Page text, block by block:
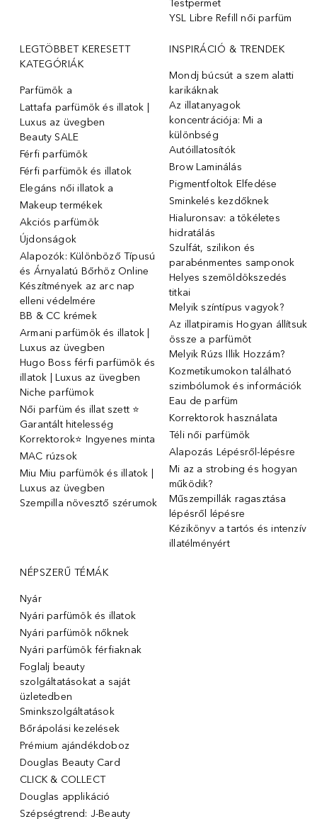
Testpermet
YSL Libre Refill női parfüm
LEGTÖBBET KERESETT
KATEGÓRIÁK
Parfümök ️a
Lattafa parfümök és illatok |
Luxus az üvegben
Beauty SALE
Férfi parfümök
Férfi parfümök és illatok
Elegáns női illatok ️a
Makeup termékek
Akciós parfümök
Újdonságok
Alapozók: Különböző Típusú
és Árnyalatú Bőrhöz Online
Készítmények az arc nap
elleni védelmére
BB & CC krémek
Armani parfümök és illatok |
Luxus az üvegben
Hugo Boss férfi parfümök és
illatok | Luxus az üvegben
Niche parfümok
Női parfüm és illat szett ⭐
Garantált hitelesség
Korrektorok⭐ Ingyenes minta
MAC rúzsok
Miu Miu parfümök és illatok |
Luxus az üvegben
Szempilla növesztő szérumok
INSPIRÁCIÓ & TRENDEK
Mondj búcsút a szem alatti
karikáknak
Az illatanyagok
koncentrációja: Mi a
különbség
Autóillatosítók
Brow Laminálás
Pigmentfoltok Elfedése
Sminkelés kezdőknek
Hialuronsav: a tökéletes
hidratálás
Szulfát, szilikon és
parabénmentes samponok
Helyes szemöldökszedés
titkai
Melyik színtípus vagyok?
Az illatpiramis Hogyan állítsuk
össze a parfümöt
Melyik Rúzs Illik Hozzám?
Kozmetikumokon található
szimbólumok és információk
Eau de parfüm
Korrektorok használata
Téli női parfümök
Alapozás Lépésről-lépésre
Mi az a strobing és hogyan
működik?
Műszempillák ragasztása
lépésről lépésre
Kézikönyv a tartós és intenzív
illatélményért
NÉPSZERŰ TÉMÁK
Nyár
Nyári parfümök és illatok
Nyári parfümök nőknek
Nyári parfümök férfiaknak
Foglalj beauty
szolgáltatásokat a saját
üzletedben
Sminkszolgáltatások
Bőrápolási kezelések
Prémium ajándékdoboz
Douglas Beauty Card
CLICK & COLLECT
Douglas applikáció
Szépségtrend: J-Beauty